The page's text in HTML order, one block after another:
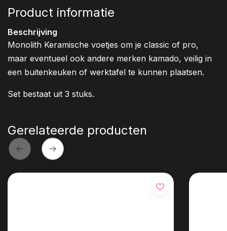
Product informatie
Beschrijving
Monolith Keramische voetjes om je classic of pro,
maar eventueel ook andere merken kamado, veilig in
een buitenkeuken of werktafel te kunnen plaatsen.
Set bestaat uit 3 stuks.
Gerelateerde producten